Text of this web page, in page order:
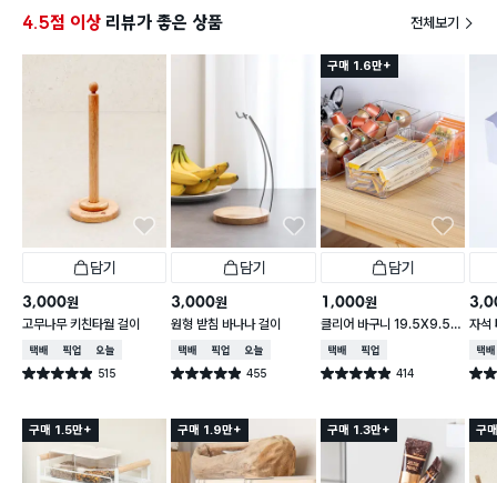
4.5점 이상 리뷰가 좋은 상품 전체보기
담기
3,000원
고무나무 키친타월 걸이
택배배송매장픽업오늘배송
별점 4.9점 515
건 작성
담기
3,000원
원형 받침 바나나 걸이
택배배송매장픽업오늘배송
별점 4.9점 455
건 작성
구매 1.6만+
담기
1,000원
클리어 바구니 19.5X9.5X
6.2cm
택배배송매장픽업
별점 4.9점 414
건 작성
자석
택배
별점
구매 1.5만+ 구매 1.9만+ 구매 1.3만+ 구